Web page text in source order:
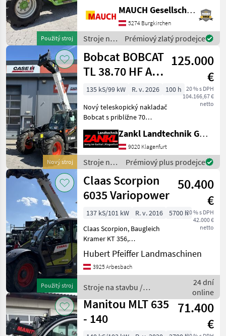
Použitý stroj
rýchlosťou 40 km/h -
typovým osvedčením -
zdvihovou silou 3, 2 t -
výška zdvihu 6 m - výška
MAUCH Gesellschaft m.b.H. & Co.KG
5274 Burgkirchen
Stroje na
stavbu /
Merlo
Prémiový zlatý prodejce
Nový stroj
Bobcat BOBCAT
TL 38.70 HF AGRI
3*
125.000
€
20 % s DPH
104.166,67 €
netto
135 kS/99 kW R. v. 2026
100 h
Nový teleskopický nakladač
Bobcat s približne 70
Okamžite k dispozícii za
špeciálnu cenu! 3 roky
originálnej záruky od
výrobcu Bobcat – plat
Zankl Landtechnik GmbH
9020 Klagenfurt
Stroje na
stavbu /
Bobcat
Prémiový plus prodejce
Použitý stroj
Claas Scorpion
6035 Variopower
50.400
€
20 % s DPH
42.000 €
netto
137 kS/101 kW R. v. 2016
5700 h
Claas Scorpion, Baugleich
Kramer KT 356,
Strassenzulassung,
Geräteveriegelung
hydraulisch, guter Zustandt
Palettengabel und Schaufel
auf lag
Hubert Pfeiffer Landmaschinen
3925 Arbesbach
Stroje na stavbu /
Claas
24 dní
online
Manitou MLT 635
- 140
71.400
€